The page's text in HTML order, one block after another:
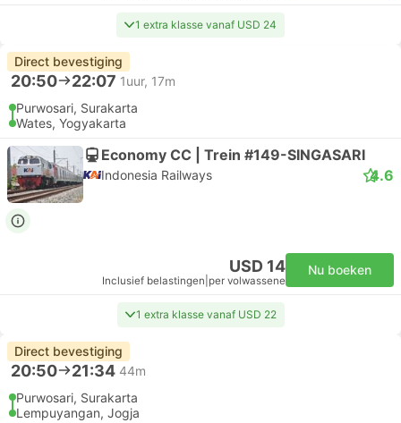
1 extra klasse vanaf USD 24
Direct bevestiging
20:50 22:07 1uur, 17m
Purwosari, Surakarta
Wates, Yogyakarta
Economy CC | Trein #149-SINGASARI
Indonesia Railways 4.6
USD 14
Inclusief belastingen per volwassene
Nu boeken
1 extra klasse vanaf USD 22
Direct bevestiging
20:50 21:34 44m
Purwosari, Surakarta
Lempuyangan, Jogja